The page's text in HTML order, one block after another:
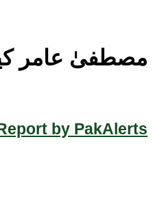
by PakAlerts
مصطفیٰ عامر کیس: ملزم